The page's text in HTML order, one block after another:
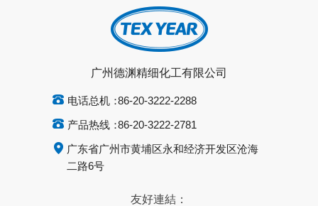
广州德渊精细化工有限公司
电话总机：86-20-3222-2288
产品热线：86-20-3222-2781
广东省广州市黄埔区永和经济开发区沧海
二路6号
友好連結：